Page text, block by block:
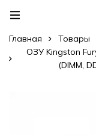
Главная Товары
ОЗУ Kingston
(DIMM,